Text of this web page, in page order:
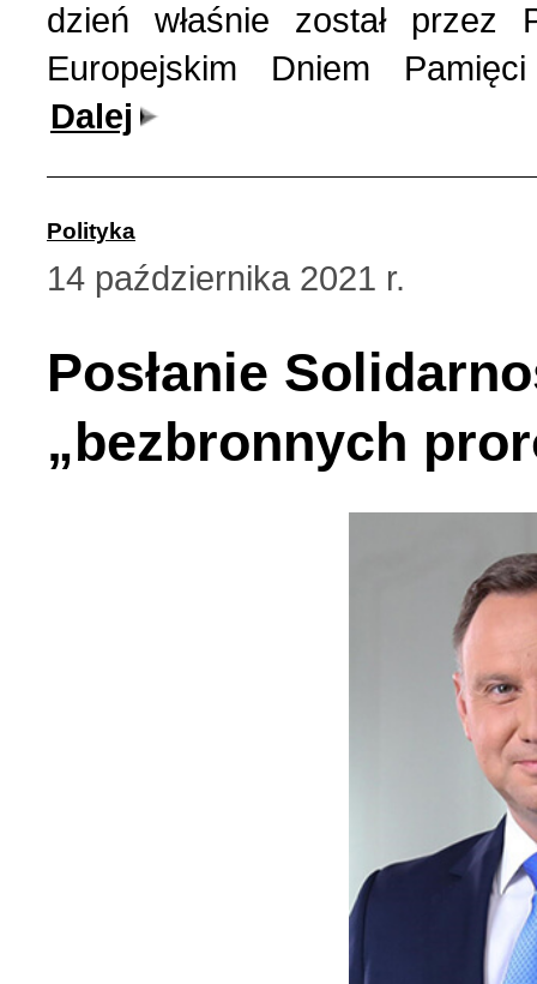
dzień właśnie został przez
Europejskim Dniem
Dalej
Polityka
14 października 2021 r.
Posłanie
„bezbronnych